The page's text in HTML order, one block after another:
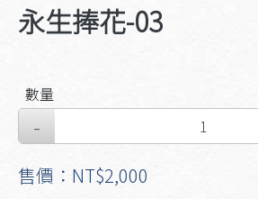
永生捧花-03
數量
售價：NT$2,000